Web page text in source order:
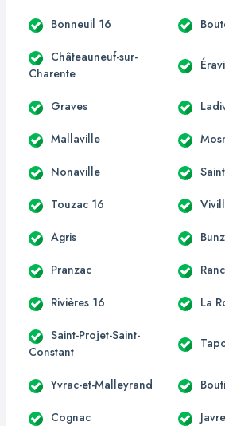
Bonneuil 16
Châteauneuf-sur-
Charente
Graves
Mallaville
Nonaville
Touzac 16
Agris
Pranzac
Rivières 16 La
Saint-Projet-Saint-
Constant
Yvrac-et-Malleyrand
Cognac